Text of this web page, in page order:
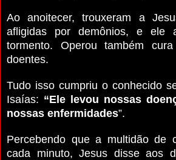
Ao anoitecer, trouxeram a
afligidas por demônios, e ele
tormento. Operou também
doentes.
Tudo isso cumpriu o conhecido
Isaías: “Ele levou nossas
nossas enfermidades”.
Percebendo que a multidão de
cada minuto, Jesus disse aos